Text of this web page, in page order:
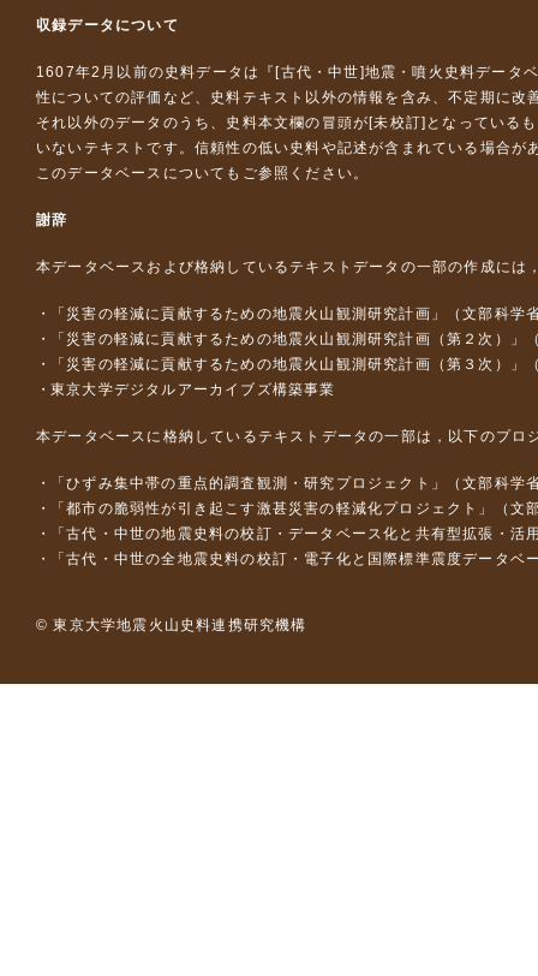
収録データについて
1607年2月以前の史料データは『 [古代・中世]地震・噴火史料データ
性についての評価など、史料テキスト以外の情報を含み、不定期に改
それ以外のデータのうち、史料本文欄の冒頭が[未校訂]となっている
いないテキストです。信頼性の低い史料や記述が含まれている場合が
このデータベースについて もご参照ください。
謝辞
本データベースおよび格納しているテキストデータの一部の作成には
「災害の軽減に貢献するための地震火山観測研究計画」（文部科学
「災害の軽減に貢献するための地震火山観測研究計画（第２次）」
「災害の軽減に貢献するための地震火山観測研究計画（第３次）」
東京大学デジタルアーカイブズ構築事業
本データベースに格納しているテキストデータの一部は，以下のプロ
「ひずみ集中帯の重点的調査観測・研究プロジェクト」（文部科
「都市の脆弱性が引き起こす激甚災害の軽減化プロジェクト」（
「古代・中世の地震史料の校訂・データベース化と共有型拡張・
「古代・中世の全地震史料の校訂・電子化と国際標準震度データ
© 東京大学地震火山史料連携研究機構